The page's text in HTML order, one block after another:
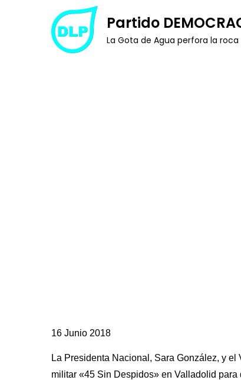
Partido
La Gota de Agua perfora la
16 Junio 2018
La Presidenta Nacional, Sara González, y
militar «45 Sin Despidos» en Valladolid